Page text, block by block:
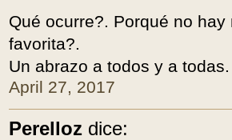
Qué ocurre?. Porqué no
favorita?.
Un abrazo a todos y a todas.
April 27, 2017
Perelloz dice: